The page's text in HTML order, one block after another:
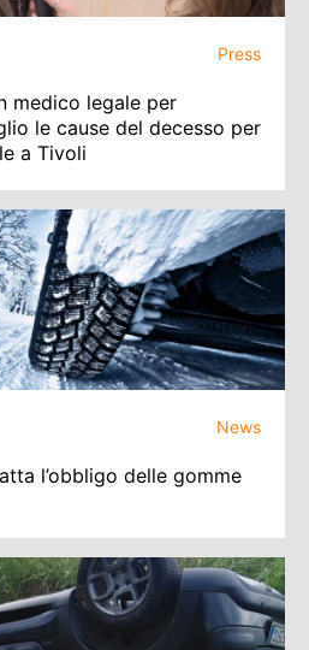
Press
medico legale per
le cause del decesso per
a Tivoli
News
l’obbligo delle gomme